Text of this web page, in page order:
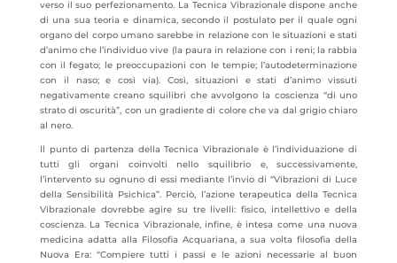
verso il suo perfezionamento. La Tecnica Vibrazionale dispone anche
di una sua teoria e dinamica, secondo il postulato per il quale ogni
organo del corpo umano sarebbe in relazione con le situazioni e stati
d’animo che l’individuo vive (la paura in relazione con i reni; la rabbia
con il fegato; le preoccupazioni con le tempie; l’autodeterminazione
con il naso; e così via). Così, situazioni e stati d’animo vissuti
negativamente creano squilibri che avvolgono la coscienza “di uno
strato di oscurità”, con un gradiente di colore che va dal grigio chiaro
al nero.
Il punto di partenza della Tecnica Vibrazionale è l’individuazione di
tutti gli organi coinvolti nello squilibrio e, successivamente,
l’intervento su ognuno di essi mediante l’invio di “Vibrazioni di Luce
della Sensibilità Psichica”. Perciò, l’azione terapeutica della Tecnica
Vibrazionale dovrebbe agire su tre livelli: fisico, intellettivo e della
coscienza. La Tecnica Vibrazionale, infine, è intesa come una nuova
medicina adatta alla Filosofia Acquariana, a sua volta filosofia della
Nuova Era: “Compiere tutti i passi e le azioni necessarie al buon